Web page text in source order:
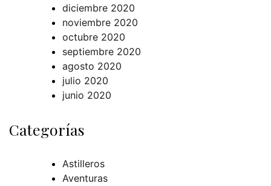
diciembre 2020
noviembre 2020
octubre 2020
septiembre 2020
agosto 2020
julio 2020
junio 2020
Categorías
Astilleros
Aventuras